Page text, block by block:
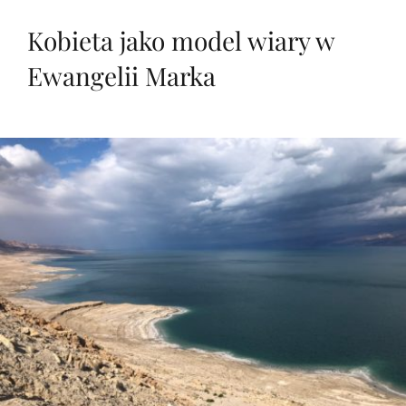
Kobieta jako model wiary w
Ewangelii Marka